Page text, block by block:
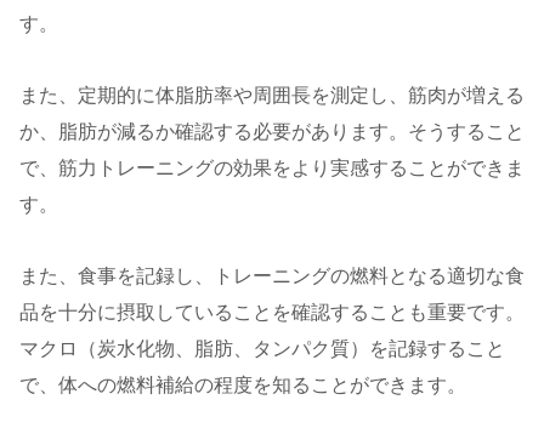
す。
また、定期的に体脂肪率や周囲長を測定し、筋肉が増える
か、脂肪が減るか確認する必要があります。そうすること
で、筋力トレーニングの効果をより実感することができま
す。
また、食事を記録し、トレーニングの燃料となる適切な食
品を十分に摂取していることを確認することも重要です。
マクロ（炭水化物、脂肪、タンパク質）を記録すること
で、体への燃料補給の程度を知ることができます。